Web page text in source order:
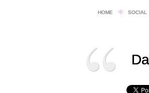
HOME SOCIAL